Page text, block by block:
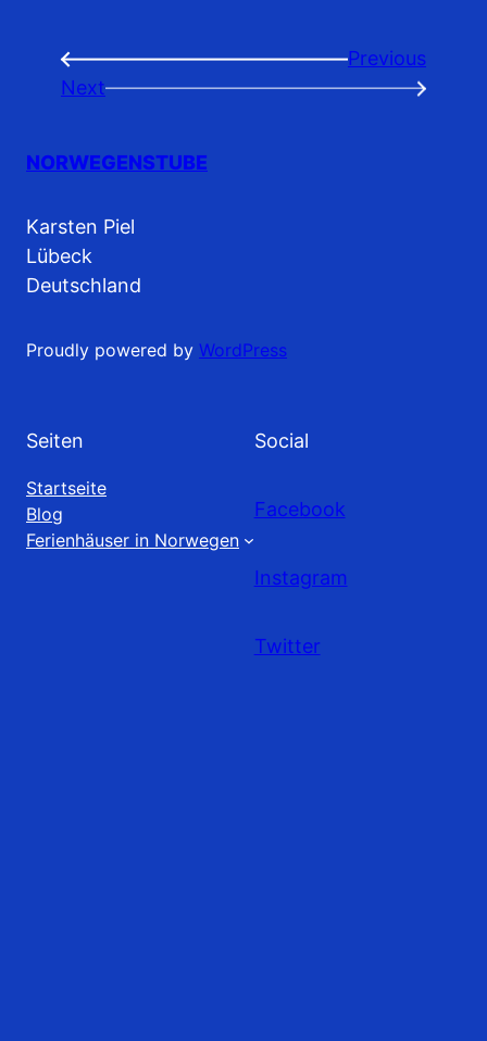
←
Previous
Next
→
NORWEGENSTUBE
Karsten Piel
Lübeck
Deutschland
Proudly powered by WordPress
Seiten
Startseite
Blog
Ferienhäuser in Norwegen
Social
Facebook
Instagram
Twitter